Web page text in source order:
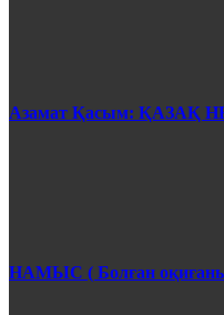
Азамат Қасым:
НАМЫС ( Болған